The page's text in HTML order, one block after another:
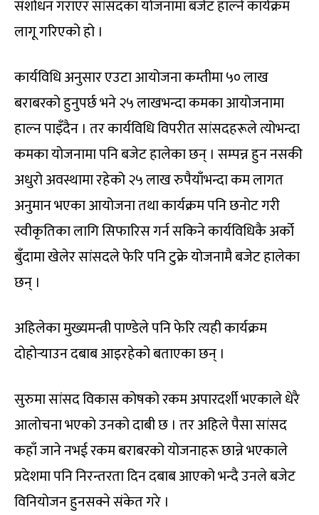
संशोधन गराएर सांसदका योजनामा बजेट हाल्ने कार्यक्रम
लागू गरिएको हो ।
कार्यविधि अनुसार एउटा आयोजना कम्तीमा ५० लाख
बराबरको हुनुपर्छ भने २५ लाखभन्दा कमका आयोजनामा
हाल्न पाइँदैन । तर कार्यविधि विपरीत सांसदहरूले त्योभन्दा
कमका योजनामा पनि बजेट हालेका छन् । सम्पन्न हुन नसकी
अधुरो अवस्थामा रहेको २५ लाख रुपैयाँभन्दा कम लागत
अनुमान भएका आयोजना तथा कार्यक्रम पनि छनोट गरी
स्वीकृतिका लागि सिफारिस गर्न सकिने कार्यविधिकै अर्को
बुँदामा खेलेर सांसदले फेरि पनि टुक्रे योजनामै बजेट हालेका
छन् ।
अहिलेका मुख्यमन्त्री पाण्डेले पनि फेरि त्यही कार्यक्रम
दोहोर्‍याउन दबाब आइरहेको बताएका छन् ।
सुरुमा सांसद विकास कोषको रकम अपारदर्शी भएकाले धेरै
आलोचना भएको उनको दाबी छ । तर अहिले पैसा सांसद
कहाँ जाने नभई रकम बराबरको योजनाहरू छान्ने भएकाले
प्रदेशमा पनि निरन्तरता दिन दबाब आएको भन्दै उनले बजेट
विनियोजन हुनसक्ने संकेत गरे ।